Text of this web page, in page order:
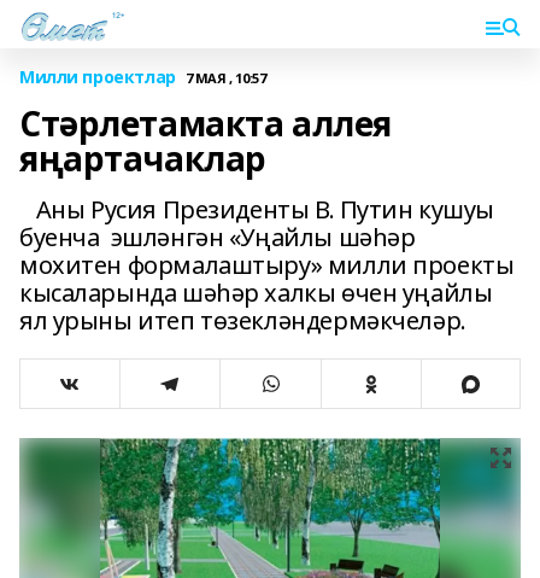
Милли проектлар 7 МАЯ , 10:57
Стәрлетамакта аллея
яңартачаклар
Аны Русия Президенты В. Путин кушуы
буенча эшләнгән «Уңайлы шәһәр
мохитен формалаштыру» милли проекты
кысаларында шәһәр халкы өчен уңайлы
ял урыны итеп төзекләндермәкчеләр.